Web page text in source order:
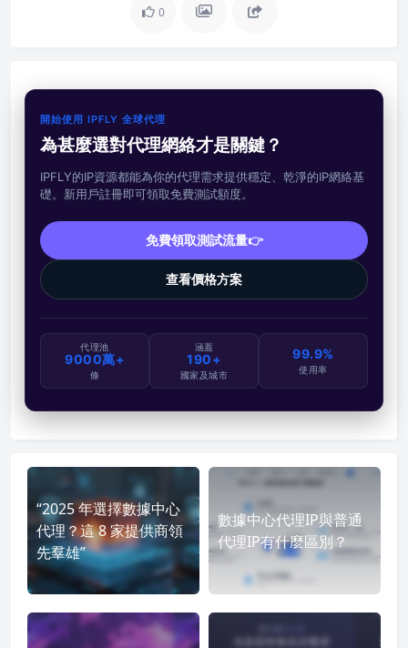
0
開始使用 IPFLY 全球代理
為甚麼選對代理網絡才是關鍵？
IPFLY的IP資源都能為你的代理需求提供穩定、乾淨的IP網絡基
礎。新用戶註冊即可領取免費測試額度。
免費領取測試流量👉
查看價格方案
代理池
9000萬+
條
涵蓋
190+
國家及城市
99.9%
使用率
“2025 年選擇數據中心
代理？這 8 家提供商領
先羣雄”
數據中心代理IP與普通
代理IP有什麼區別？